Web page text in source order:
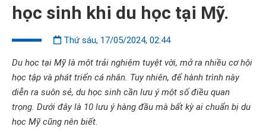
học sinh khi du học tại Mỹ.
Thứ sáu, 17/05/2024, 02:44
Du học tại Mỹ là một trải nghiệm tuyệt vời, mở ra nhiều cơ hội
học tập và phát triển cá nhân. Tuy nhiên, để hành trình này
diễn ra suôn sẻ, du học sinh cần lưu ý một số điều quan
trọng. Dưới đây là 10 lưu ý hàng đầu mà bất kỳ ai chuẩn bị du
học Mỹ cũng nên biết.